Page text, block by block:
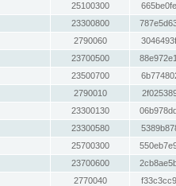
25100300
23300800
2790060
23700500
23500700
2790010
23300130
23300580
25700300
23700600
2770040